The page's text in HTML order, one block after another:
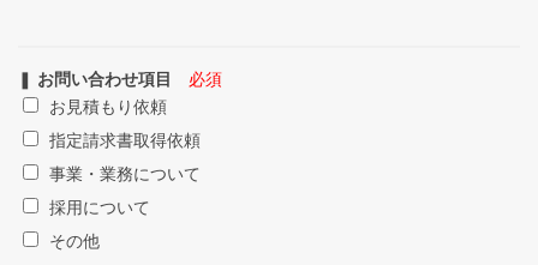
❚ お問い合わせ項目 必須
お見積もり依頼
指定請求書取得依頼
事業・業務について
採用について
その他